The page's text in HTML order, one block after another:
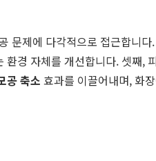
제에 다각적으로 접근합니
경 자체를 개선합니다. 셋째,
공 축소 효과를 이끌어내며, 화